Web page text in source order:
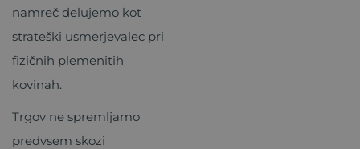
namreč delujemo kot
strateški usmerjevalec pri
fizičnih plemenitih
kovinah.
Trgov ne spremljamo
predvsem skozi